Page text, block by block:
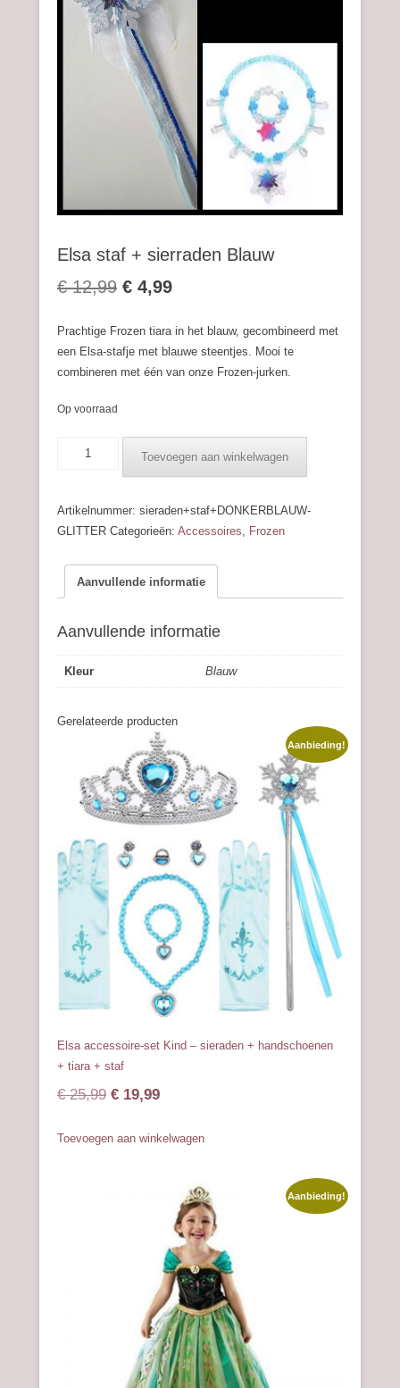
Elsa staf + sierraden Blauw
€12,99 Oorspronkelijke
was:
€ 12,99.
€ 4,99Huidige
is:
€ 4,99.
Prachtige Frozen tiara in het blauw, gecombineerd met
een Elsa-stafje met blauwe steentjes. Mooi te
combineren met één van onze Frozen-jurken.
Op voorraad
sierraden
Blauw
Toevoegen aan winkelwagen
Artikelnummer: sieraden+staf+DONKERBLAUW-
GLITTER Categorieën: Accessoires, Frozen
Aanvullende informatie
Aanvullende informatie
Kleur Blauw
Gerelateerde producten
Aanbieding!
Elsa accessoire-set Kind – sieraden + handschoenen
+ tiara + staf
€25,99 Oorspronkelijke
was:
€ 19,99Huidige
is:
Toevoegen aan winkelwagen
Aanbieding!